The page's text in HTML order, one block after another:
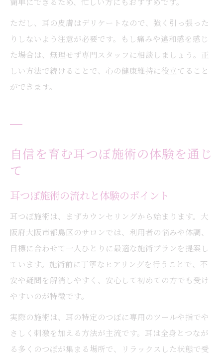
ただし、耳の皮膚はデリケートなので、強く引っ張った
りしないよう注意が必要です。もし痛みや違和感を感じ
た場合は、無理せず専門スタッフに相談しましょう。正
しい方法で続けることで、心の健康維持に役立てること
ができます。
自信を育む耳つぼ施術の体験を通じ
て
耳つぼ施術の流れと体験のポイント
耳つぼ施術は、まずカウンセリングから始まります。大
阪府大阪市都島区のサロンでは、利用者の悩みや体調、
目標に合わせて一人ひとりに最適な施術プランを提案し
ています。施術前に丁寧なヒアリングを行うことで、不
安や疑問を解消しやすく、安心して初めての方でも受け
やすいのが特徴です。
実際の施術は、耳の特定のつぼに専用のツールや指でや
さしく刺激を加える方法が主流です。耳は全身とつなが
る多くのつぼが集まる場所で、リラックスした状態で受